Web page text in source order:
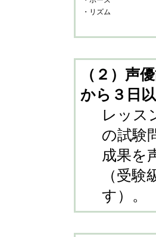
・リズム
（２）声
から３日
レッス
の試験
成果を
（受
す）。